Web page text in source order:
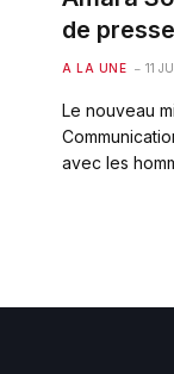
de
A LA UNE 11
Le nouveau
avec les